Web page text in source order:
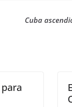
Cuba